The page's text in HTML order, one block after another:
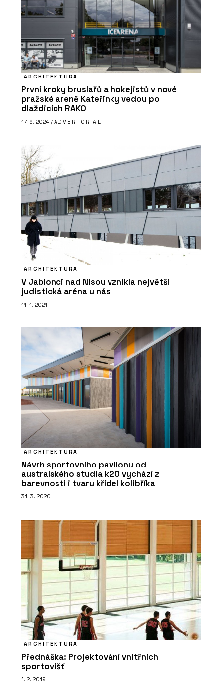
ARCHITEKTURA
První kroky bruslařů a hokejistů v nové
pražské areně Kateřinky vedou po
dlaždicích RAKO
17. 9. 2024 / ADVERTORIAL
ARCHITEKTURA
V Jablonci nad Nisou vznikla největší
judistická aréna u nás
11. 1. 2021
ARCHITEKTURA
Návrh sportovního pavilonu od
australského studia k20 vychází z
barevnosti i tvaru křídel kolibříka
31. 3. 2020
ARCHITEKTURA
Přednáška: Projektování vnitřních
sportovišť
1. 2. 2019